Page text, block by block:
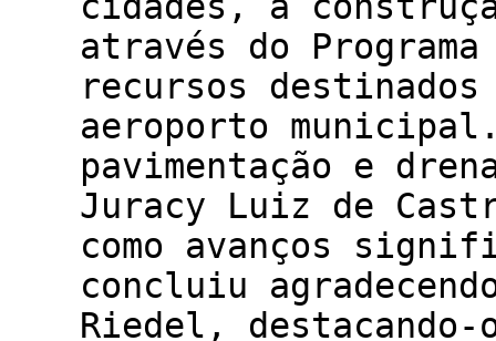
através do
recursos
aeroporto
pavimentação e
Juracy Luiz de
como avanços
concluiu
Riedel, destacando-